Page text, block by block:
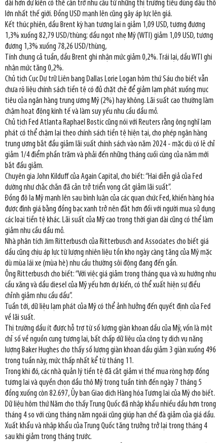
dài hơn dự kiến có thể cản trở nhu cầu từ những thị trường tiêu dùng dầu thô
lớn nhất thế giới. Đồng USD mạnh lên cũng gây áp lực lên giá.
Kết thúc phiên, dầu Brent kỳ hạn tương lai n giảm 1,09 USD, tương đương
1,3% xuống 82,79 USD/thùng; dầu ngọt nhẹ Mỹ (WTI) giảm 1,09 USD, tương
đương 1,3% xuống 78,26 USD/thùng,
Tính chung cả tuần, dầu Brent ghi nhận mức giảm 0,2%. Trái lại, dầu WTI ghi
nhận mức tăng 0,2%.
Chủ tịch Cục Dự trữ Liên bang Dallas Lorie Logan hôm thứ Sáu cho biết vẫn
chưa rõ liệu chính sách tiền tệ có đủ chặt chẽ để giảm lạm phát xuống mục
tiêu của ngân hàng trung ương Mỹ (2%) hay không. Lãi suất cao thường làm
chậm hoạt động kinh tế và làm suy yếu nhu cầu dầu mỏ.
Chủ tịch Fed Atlanta Raphael Bostic cũng nói với Reuters rằng ông nghĩ lạm
phát có thể chậm lại theo chính sách tiền tệ hiện tại, cho phép ngân hàng
trung ương bắt đầu giảm lãi suất chính sách vào năm 2024 - mặc dù có lẽ chỉ
giảm 1/4 điểm phần trăm và phải đến những tháng cuối cùng của năm mới
bắt đầu giảm.
Chuyên gia John Kilduff của Again Capital, cho biết: “Hai diễn giả của Fed
dường như chắc chắn đã cản trở triển vọng cắt giảm lãi suất”.
Đồng đô la Mỹ mạnh lên sau bình luận của các quan chức Fed, khiến hàng hóa
được định giá bằng đồng bạc xanh trở nên đắt hơn đối với người mua sử dụng
các loại tiền tệ khác. Lãi suất của Mỹ cao trong thời gian dài cũng có thể làm
giảm nhu cầu dầu mỏ.
Nhà phân tích Jim Ritterbusch của Ritterbusch and Associates cho biết giá
dầu cũng chịu áp lực từ lượng nhiên liệu tồn kho ngày càng tăng của Mỹ mặc
dù mùa lái xe (mùa hè) nhu cầu thường sôi động đang đến gần.
Ông Ritterbusch cho biết: “Với việc giá giảm trong tháng qua và xu hướng nhu
cầu xăng và dầu diesel của Mỹ yếu hơn dự kiến, có thể xuất hiện sự điều
chỉnh giảm nhu cầu dầu”.
Tuần tới, dữ liệu lạm phát của Mỹ có thể ảnh hưởng đến quyết định của Fed
về lãi suất.
Thị trường dầu ít được hỗ trợ từ số lượng giàn khoan dầu của Mỹ, vốn là một
chỉ số về nguồn cung tương lai, bất chấp dữ liệu của công ty dịch vụ năng
lượng Baker Hughes cho thấy số lượng giàn khoan dầu giảm 3 giàn xuống 496
trong tuần này, mức thấp nhất kể từ tháng 11.
Trong khi đó, các nhà quản lý tiền tệ đã cắt giảm vị thế mua ròng hợp đồng
tương lai và quyền chọn dầu thô Mỹ trong tuần tính đến ngày 7 tháng 5
đồng xuống còn 82.697, Ủy ban Giao dịch Hàng hóa Tương lai của Mỹ cho biết.
Dữ liệu hôm thứ Năm cho thấy Trung Quốc đã nhập khẩu nhiều dầu hơn trong
tháng 4 so với cùng tháng năm ngoái cũng giúp hạn chế đà giảm của giá dầu.
Xuất khẩu và nhập khẩu của Trung Quốc tăng trưởng trở lại trong tháng 4
sau khi giảm trong tháng trước.